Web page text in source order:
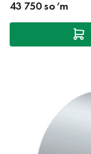
43 750 so‘m